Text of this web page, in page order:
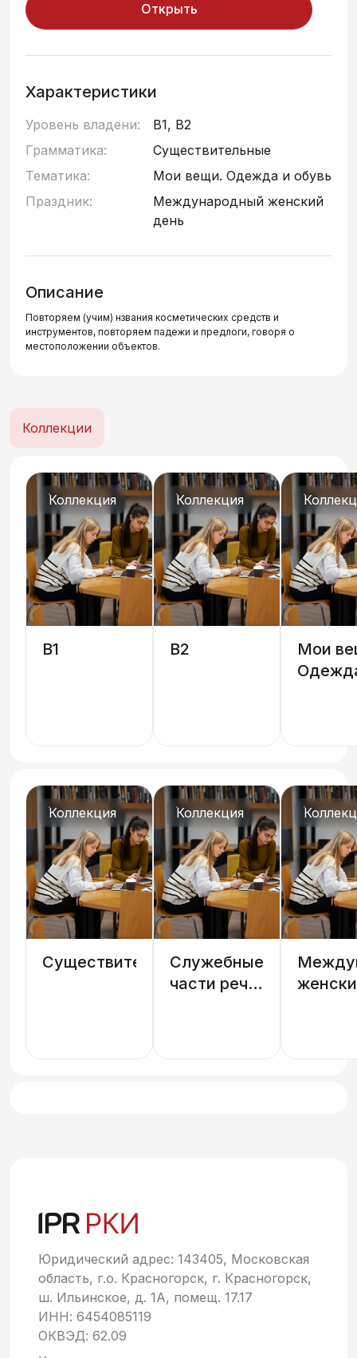
Открыть
Характеристики
Уровень владени:
B1, B2
Грамматика:
Существительные
Тематика:
Мои вещи. Одежда и обувь
Праздник:
Международный женский
день
Описание
Повторяем (учим) нзвания косметических средств и
инструментов, повторяем падежи и предлоги, говоря о
местоположении объектов.
Коллекции
Коллекция
B1
Коллекция
B2
Мои
Коллекция
Существительные
Коллекция
Служебные
части речи,
Юридический адрес: 143405, Московская
область, г.о. Красногорск, г. Красногорск,
ш. Ильинское, д. 1А, помещ. 17.17
ИНН: 6454085119
ОКВЭД: 62.09